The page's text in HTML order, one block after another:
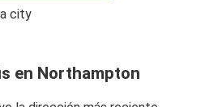
en Northampton